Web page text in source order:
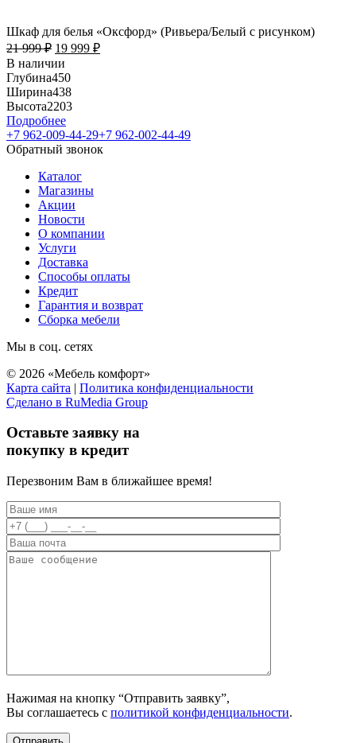
Шкаф для белья «Оксфорд» (Ривьера/Белый с рисунком)
21 999₽ 19 999 ₽
В наличии
Глубина450
Ширина438
Высота2203
Подробнее
+7 962-009-44-29+7 962-002-44-49
Обратный звонок
Каталог
Магазины
Акции
Новости
О компании
Услуги
Доставка
Способы оплаты
Кредит
Гарантия и возврат
Сборка мебели
Мы в соц. сетях
© 2026 «Мебель комфорт»
Карта сайта | Политика конфиденциальности
Сделано в RuMedia Group
вверх
Оставьте заявку на
покупку в кредит
Перезвоним Вам в ближайшее время!
Нажимая на кнопку “Отправить заявку”,
Вы соглашаетесь с политикой конфиденциальности.